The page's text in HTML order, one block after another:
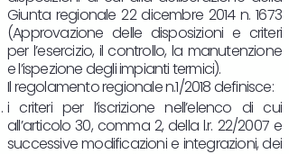
Giunta regionale 22 dicembre 2014 n. 1673
(Approvazione delle disposizioni e criteri
per l’esercizio, il controllo, la manutenzione
e l’ispezione degli impianti termici).
Il regolamento regionale n.1/2018 definisce:
i criteri per l’iscrizione nell’elenco di cui
all’articolo 30, comma 2, della l.r. 22/2007 e
successive modificazioni e integrazioni, dei